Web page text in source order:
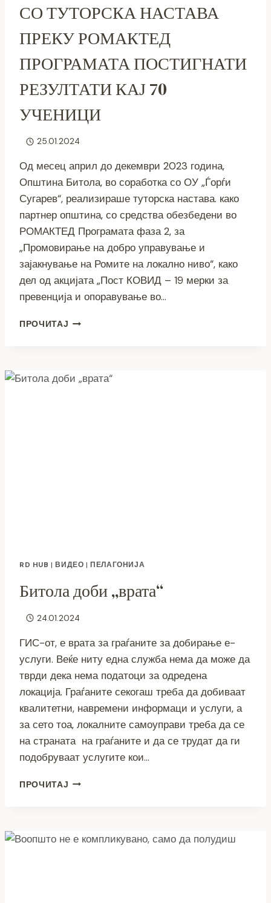
СО ТУТОРСКА НАСТАВА
ПРЕКУ РОМАКТЕД
ПРОГРАМАТА ПОСТИГНАТИ
РЕЗУЛТАТИ КАЈ 70
УЧЕНИЦИ
25.01.2024
Од месец април до декември 2023 година,
Општина Битола, во соработка со ОУ „Ѓорѓи
Сугарев“, реализираше туторска настава. како
партнер општина, со средства обезбедени во
РОМАКТЕД Програмата фаза 2, за
„Промовирање на добро управување и
зајакнување на Ромите на локално ниво“, како
дел од акцијата „Пост КОВИД – 19 мерки за
превенција и опоравување во…
ПРОЧИТАЈ СО
ПРОГРАМАТА
RD HUB |ВИДЕО |ПЕЛАГОНИЈА
Битола доби „врата“
24.01.2024
ГИС-от, е врата за граѓаните за добирање е-
услуги. Веќе ниту една служба нема да може да
тврди дека нема податоци за одредена
локација. Граѓаните секогаш треба да добиваат
квалитетни, навремени информаци и услуги, а
за сето тоа, локалните самоуправи треба да се
на страната на граѓаните и да се трудат да ги
подобруваат услугите кои…
ПРОЧИТАЈ БИТОЛА